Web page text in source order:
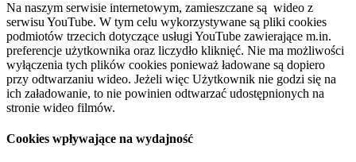
Na naszym serwisie internetowym, zamieszczane są wideo z
serwisu YouTube. W tym celu wykorzystywane są pliki cookies
podmiotów trzecich dotyczące usługi YouTube zawierające m.in.
preferencje użytkownika oraz liczydło kliknięć. Nie ma możliwości
wyłączenia tych plików cookies ponieważ ładowane są dopiero
przy odtwarzaniu wideo. Jeżeli więc Użytkownik nie godzi się na
ich załadowanie, to nie powinien odtwarzać udostępnionych na
stronie wideo filmów.
Cookies wpływające na wydajność